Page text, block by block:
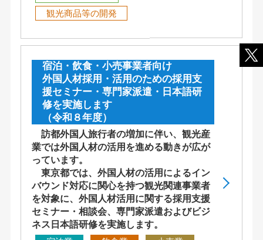
観光商品等の開発
宿泊・飲食・小売事業者向け
外国人材採用・活用のための採用支
援セミナー・専門家派遣・日本語研
修を実施します
（令和８年度）
訪都外国人旅行者の増加に伴い、観光産
業では外国人材の活用を進める動きが広が
っています。
東京都では、外国人材の活用によるイン
バウンド対応に関心を持つ観光関連事業者
を対象に、外国人材活用に関する採用支援
セミナー・相談会、専門家派遣およびビジ
ネス日本語研修を実施します。